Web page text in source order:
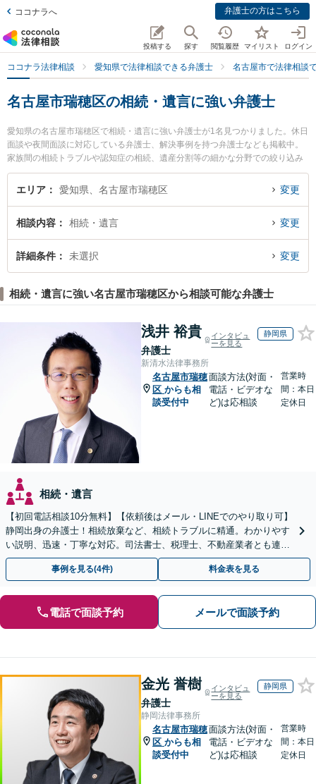
ココナラへ 弁護士の方はこちら
投稿する 探す 閲覧履歴 マイリスト ログイン
ココナラ法律相談 愛知県で法律相談できる弁護士 名古屋市で法律相談
名古屋市瑞穂区の相続・遺言に強い弁護士
愛知県の名古屋市瑞穂区で相続・遺言に強い弁護士が1名見つかりました。休日
面談や夜間面談に対応している弁護士、解決事例を持つ弁護士なども掲載中。
家族間の相続トラブルや認知症の相続、遺産分割等の細かな分野での絞り込み
検索もでき便利です。特に名古屋みずほ法律事務所の田本 伸雄弁護士のプロフ
ィール情報や弁護士費用、強みなどが注目されています。『名古屋市瑞穂区で
相談無料で相続・遺言を法律相談できる名古屋市瑞穂区内の弁護士に相談予約
したい』などでお困りの相談者さんにおすすめです。
エリア 愛知県、名古屋市瑞穂区 変更
相談内容 相続・遺言 変更
詳細条件 未選択 変更
相続・遺言に強い名古屋市瑞穂区から相談可能な弁護士
浅井 裕貴
弁護士
インタビュ
ーを見る
静岡県
新清水法律事務所
名古屋市瑞穂
区 からも相
談受付中
面談方法(対面・
電話・ビデオな
ど)は応相談
営業時
間：本日
定休日
相続・遺言
【初回電話相談10分無料】【依頼後はメール・LINEでのやり取り可】
静岡出身の弁護士！相続放棄など、相続トラブルに精通。わかりやす
い説明、迅速・丁寧な対応。司法書士、税理士、不動産業者とも連携
し、遺産相続をトータルサポート【完全個室相談】
事例を見る(4件) 料金表を見る
電話で面談予約 メールで面談予約
金光 誉樹
弁護士
インタビュ
ーを見る
静岡県
静岡法律事務所
名古屋市瑞穂
区 からも相
談受付中
面談方法(対面・
電話・ビデオな
ど)は応相談
営業時
間：本日
定休日